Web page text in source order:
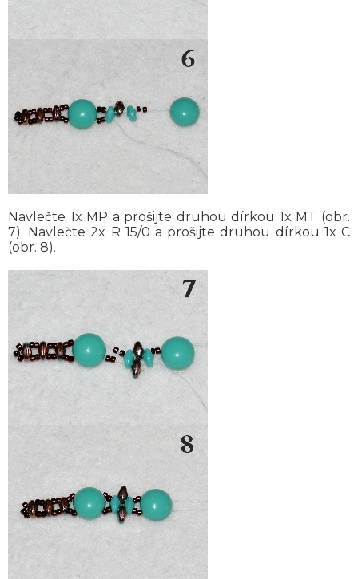
Navlečte 1x MP a prošijte druhou dírkou 1x MT (obr.
7). Navlečte 2x R 15/0 a prošijte druhou dírkou 1x C
(obr. 8).